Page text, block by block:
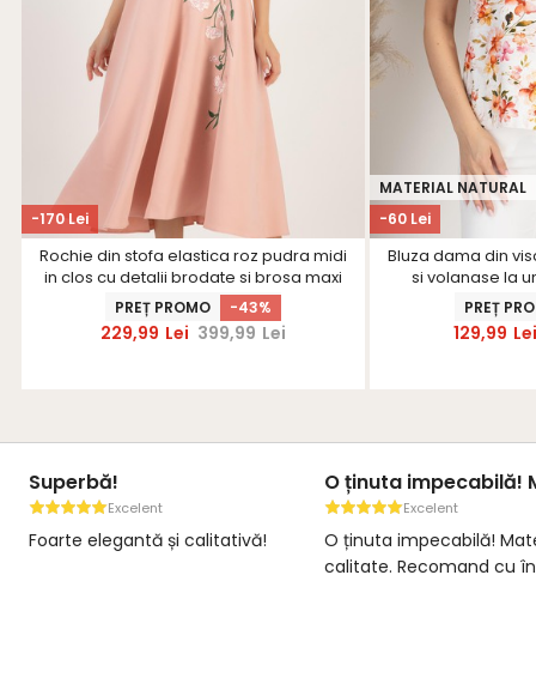
-170 Lei
Rochie din stofa elastica roz pudra midi
in clos cu detalii brodate si brosa maxi
florala - StarShinerS
PREȚ PROMO -43%
229,99 Lei 399,99 Lei
-60 Lei
MATERIAL NATURAL
Bluza dama din
si volanase la
PREȚ
129,99
Superbă!
Excelent
Foarte elegantă și calitativă!
O ținuta impecabilă!
Excelent
O ținuta impecabilă!
calitate. Recomand cu